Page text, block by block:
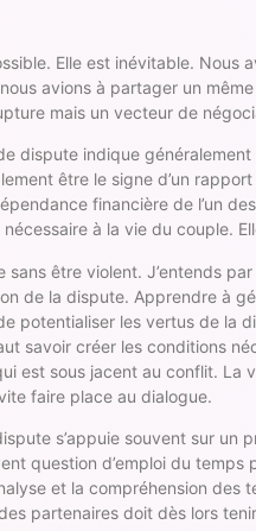
Elle est inévitable. Nous
avions à partager un
mais un vecteur de
dispute indique
être le signe d’un
financière de l’un
à la vie du couple.
être violent. J’entends
de la dispute. Apprendre à
potentialiser les vertus de la
savoir créer les conditions
est sous jacent au conflit.
faire place au dialogue.
s’appuie souvent sur un
question d’emploi du
et la compréhension
partenaires doit dès lors